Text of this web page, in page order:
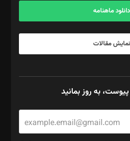
دانلود ماهنامه
نمایش مقالات
پیوست، به روز بمانید